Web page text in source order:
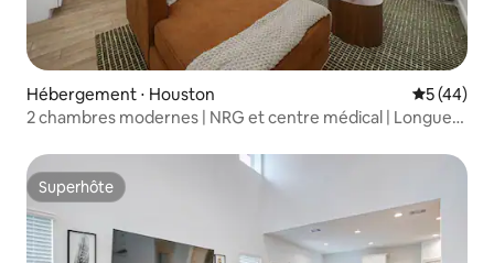
Hébergement ⋅ Houston
5 (44)
2 chambres modernes | NRG et centre médical | Longue
Superhôte
Superhôte